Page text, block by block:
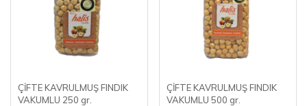
ÇİFTE KAVRULMUŞ FINDIK
VAKUMLU 250 gr.
ÇİFTE KAVRULMUŞ FINDIK
VAKUMLU 500 gr.